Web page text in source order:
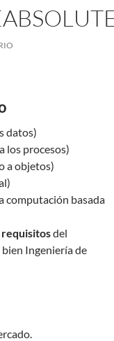
datos)
los procesos)
a objetos)
computación basada
requisitosdel
Ingeniería de